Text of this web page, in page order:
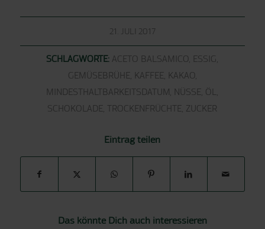
21. JULI 2017
SCHLAGWORTE: ACETO BALSAMICO ESSIG
GEMÜSEBRÜHE, KAFFEE, KAKAO
MINDESTHALTBARKEITSDATUM NÜSSE ÖL
SCHOKOLADE TROCKENFRÜCHTE ZUCKER
Eintrag teilen
Das könnte Dich auch interessieren